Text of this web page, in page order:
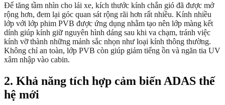
Để tăng tầm nhìn cho lái xe, kích thước kính chắn gió đã được mở
rộng hơn, đem lại góc quan sát rộng rãi hơn rất nhiều. Kính nhiều
lớp với lớp phim PVB được ứng dụng nhằm tạo nên lớp màng kết
dính giúp kính giữ nguyên hình dáng sau khi va chạm, tránh việc
kính vỡ thành những mảnh sắc nhọn như loại kính thông thường.
Không chỉ an toàn, lớp PVB còn giúp giảm tiếng ồn và ngăn tia UV
xâm nhập vào cabin.
2. Khả năng tích hợp cảm biến ADAS thế
hệ mới